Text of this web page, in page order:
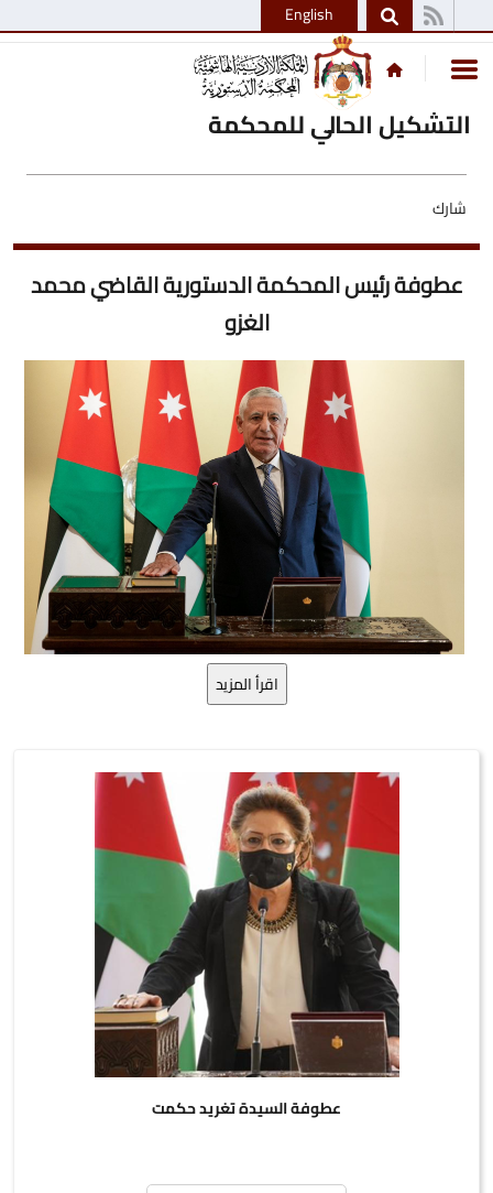
English
التشكيل الحالي للمحكمة
شارك
عطوفة رئيس المحكمة الدستورية القاضي محمد
الغزو
عطوفة السيدة تغريد حكمت